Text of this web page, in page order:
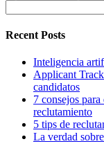
for:
Recent Posts
Inteligencia
Applicant
candidatos
7 consejos
reclutamiento
5 tips de
La verdad